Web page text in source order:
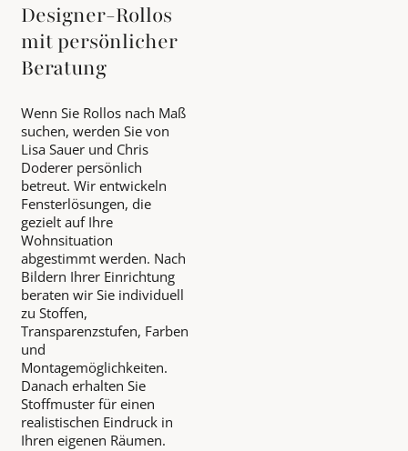
Designer-Rollos
mit persönlicher
Beratung
Wenn Sie Rollos nach Maß
suchen, werden Sie von
Lisa Sauer und Chris
Doderer persönlich
betreut. Wir entwickeln
Fensterlösungen, die
gezielt auf Ihre
Wohnsituation
abgestimmt werden. Nach
Bildern Ihrer Einrichtung
beraten wir Sie individuell
zu Stoffen,
Transparenzstufen, Farben
und
Montagemöglichkeiten.
Danach erhalten Sie
Stoffmuster für einen
realistischen Eindruck in
Ihren eigenen Räumen.